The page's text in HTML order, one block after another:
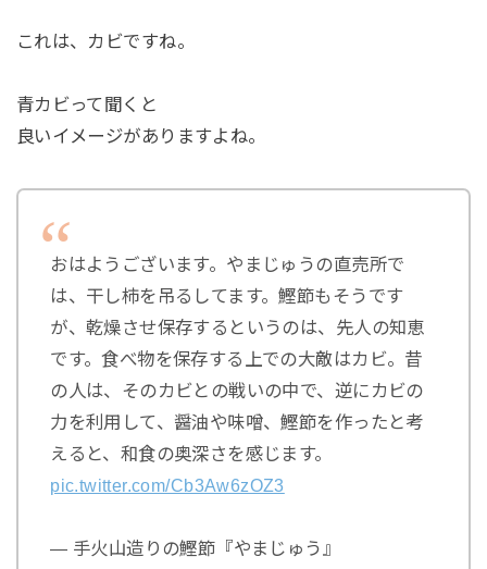
これは、カビですね。
青カビって聞くと
良いイメージがありますよね。
おはようございます。やまじゅうの直売所で
は、干し柿を吊るしてます。鰹節もそうです
が、乾燥させ保存するというのは、先人の知恵
です。食べ物を保存する上での大敵はカビ。昔
の人は、そのカビとの戦いの中で、逆にカビの
力を利用して、醤油や味噌、鰹節を作ったと考
えると、和食の奥深さを感じます。
pic.twitter.com/Cb3Aw6zOZ3
— 手火山造りの鰹節『やまじゅう』